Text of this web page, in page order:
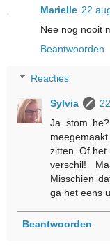
Marielle 22
Nee nog nooit
Beantwoorden
Reacties
Sylvia
Ja stom
zitten. Of het
verschil!
Misschien
ga het eens
Beantwoorden